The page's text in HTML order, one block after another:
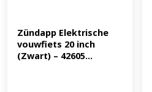
Zündapp Elektrische
vouwfiets 20 inch
(Zwart) – 42605...